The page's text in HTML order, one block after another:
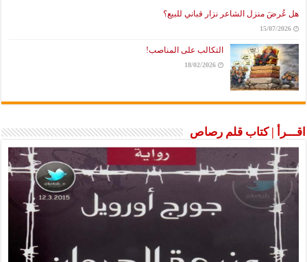
منزل الشاعر نزار قباني للبيع؟
15/
التكالب على المناصب!
18/02/2026
| كتاب قلم رصاص